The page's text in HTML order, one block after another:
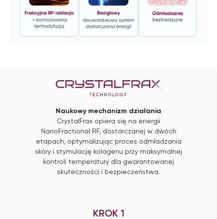
Naukowy mechanizm działania
CrystalFrax opiera się na energii
NanoFractional RF, dostarczanej w dwóch
etapach, optymalizując proces odmładzania
skóry i stymulację kolagenu przy maksymalnej
kontroli temperatury dla gwarantowanej
skuteczności i bezpieczeństwa.
KROK 1